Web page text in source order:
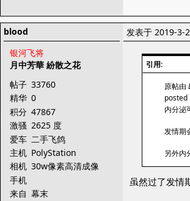
blood
银河飞将
月中芳華 紛散之花
帖子 33760
精华 0
积分 47867
激骚 2625 度
爱车 二手飞鸽
主机 PolyStation
相机 30w像素高清成像
手机
来自 幕末
发表于 2019-3-
引用:
原帖由
posted
内分泌
发情期
另外内
虽然过了发情